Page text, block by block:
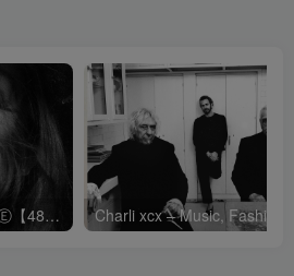
Ariana Grande – petalⒺ【48kHz／24bit】英国区